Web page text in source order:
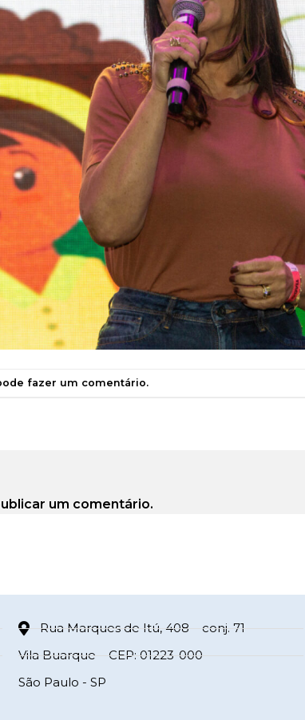
fazer um comentário.
um comentário.
Rua Marques de Itú, 408 – conj. 71
Vila Buarque – CEP: 01223-000
São Paulo - SP